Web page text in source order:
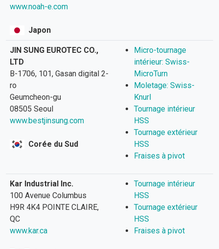
www.noah-e.com
Japon
JIN SUNG EUROTEC CO.,
LTD
B-1706, 101, Gasan digital 2-
ro
Geumcheon-gu
08505 Seoul
www.bestjinsung.com
Corée du Sud
Micro-tournage
intérieur: Swiss-
MicroTurn
Moletage: Swiss-
Knurl
Tournage intérieur
HSS
Tournage extérieur
HSS
Fraises à pivot
Kar Industrial Inc.
100 Avenue Columbus
H9R 4K4 POINTE CLAIRE,
QC
www.kar.ca
Tournage intérieur
HSS
Tournage extérieur
HSS
Fraises à pivot